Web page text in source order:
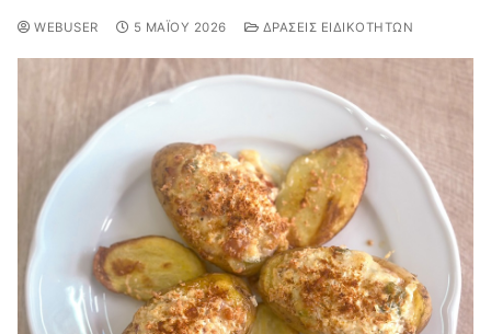
WEBUSER 5 ΜΑΪ́ΟΥ 2026 ΔΡΆΣΕΙΣ ΕΙΔΙΚΟΤΉΤΩΝ